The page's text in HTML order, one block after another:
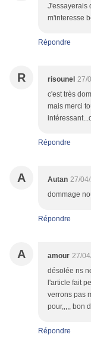
J'essayerais
m'interesse
Répondre
R risounel 27/
c'est très
mais merci
Répondre
A Autan 27/
dommage
Répondre
A amour 27/
désolée ns
l'article fait
verrons pas
pour,,,,, bon
Répondre